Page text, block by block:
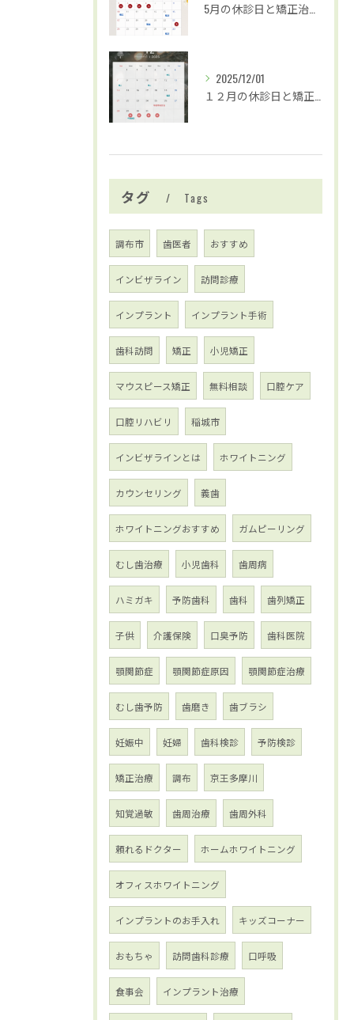
2025/12/01
タグ Tags
調布市 歯医者 おすすめ
インビザライン 訪問診療
インプラント インプラント手術
歯科訪問 矯正 小児矯正
マウスピース矯正 無料相談 口腔ケア
口腔リハビリ 稲城市
インビザラインとは ホワイトニング
カウンセリング 義歯
ホワイトニングおすすめ ガムピーリング
むし歯治療 小児歯科 歯周病
ハミガキ 予防歯科 歯科 歯列矯正
子供 介護保険 口臭予防 歯科医院
顎関節症 顎関節症原因 顎関節症治療
むし歯予防 歯磨き 歯ブラシ
妊娠中 妊婦 歯科検診 予防検診
矯正治療 調布 京王多摩川
知覚過敏 歯周治療 歯周外科
頼れるドクター ホームホワイトニング
オフィスホワイトニング
インプラントのお手入れ キッズコーナー
おもちゃ 訪問歯科診療 口呼吸
食事会 インプラント治療